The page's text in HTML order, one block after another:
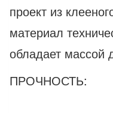
проект из
материал
обладает массой
ПРОЧНОСТЬ: